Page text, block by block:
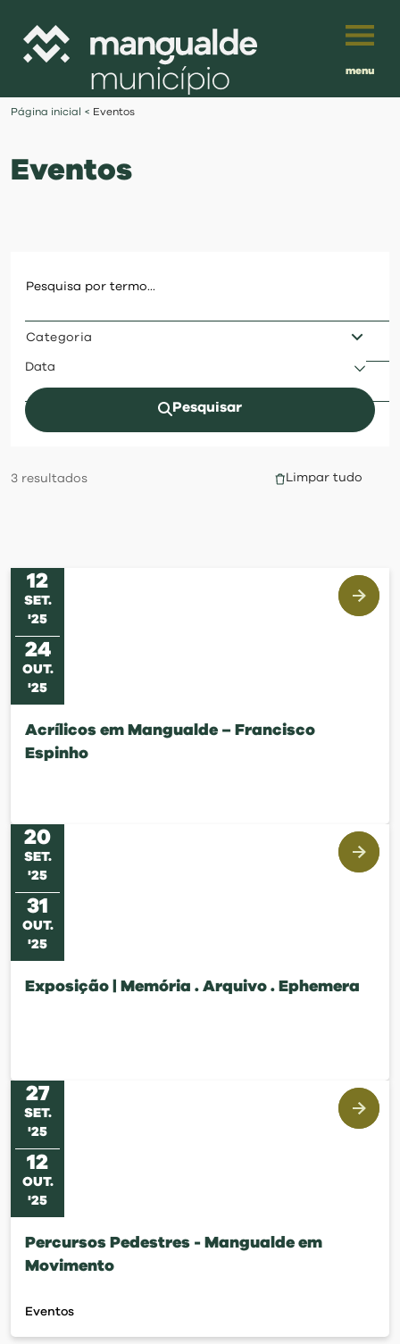
menu
investir
balcão digital
visit
Português
Página inicial < Eventos
Eventos
Categoria
Data
Pesquisar
3 resultados Limpar tudo
12
SET.
'25
24
OUT.
'25
Acrílicos em Mangualde – Francisco
Espinho
20
SET.
'25
31
OUT.
'25
Exposição | Memória . Arquivo . Ephemera
27
SET.
'25
12
OUT.
'25
Percursos Pedestres - Mangualde em
Movimento
Eventos